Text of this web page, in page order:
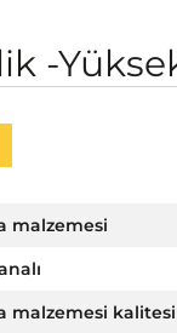
-
malzemesi
malzemesi kalitesi